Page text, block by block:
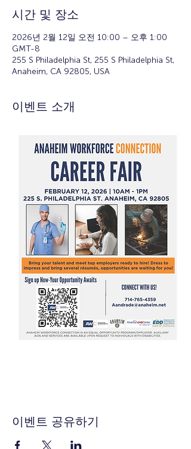
시간 및 장소
2026년 2월 12일 오전 10:00 – 오후 1:00
GMT-8
255 S Philadelphia St, 255 S Philadelphia St,
Anaheim, CA 92805, USA
이벤트 소개
이벤트 공유하기